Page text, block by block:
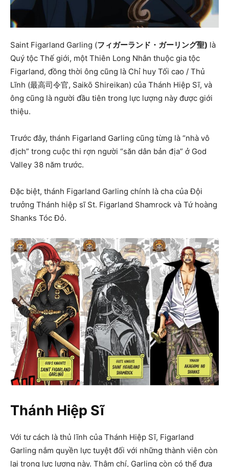
Saint Figarland Garling (フィガーランド・ガーリング聖) là
Quý tộc Thế giới, một Thiên Long Nhân thuộc gia tộc
Figarland, đồng thời ông cũng là Chỉ huy Tối cao / Thủ
Lĩnh (最高司令官, Saikō Shireikan) của Thánh Hiệp Sĩ, và
ông cũng là người đầu tiên trong lực lượng này được giới
thiệu.
Trước đây, thánh Figarland Garling cũng từng là “nhà vô
địch” trong cuộc thi rợn người “săn dân bản địa” ở God
Valley 38 năm trước.
Đặc biệt, thánh Figarland Garling chính là cha của Đội
trưởng Thánh hiệp sĩ St. Figarland Shamrock và Tứ hoàng
Shanks Tóc Đỏ.
Thánh Hiệp Sĩ
Với tư cách là thủ lĩnh của Thánh Hiệp Sĩ, Figarland
Garling nắm quyền lực tuyệt đối với những thành viên còn
lại trong lực lượng này. Thậm chí, Garling còn có thể đưa